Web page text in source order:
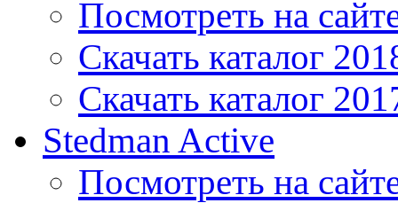
Посмотреть на
Скачать каталог
Скачать каталог
Stedman Active
Посмотреть на